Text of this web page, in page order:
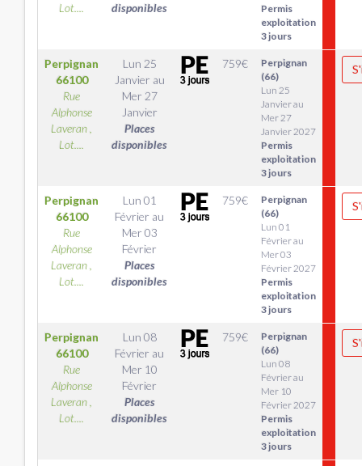
Lot....
disponibles
Permis
exploitation
3 jours
Perpignan
66100
Rue
Alphonse
Laveran ,
Lot....
Lun 25
Janvier au
Mer 27
Janvier
Places
disponibles
759€
Perpignan
(66)
Lun 25
Janvier au
Mer 27
Janvier 2027
Permis
exploitation
3 jours
Perpignan
66100
Rue
Alphonse
Laveran ,
Lot....
Lun 01
Février au
Mer 03
Février
Places
disponibles
759€
Perpignan
(66)
Lun 01
Février au
Mer 03
Février 2027
Permis
exploitation
3 jours
Perpignan
66100
Rue
Alphonse
Laveran ,
Lot....
Lun 08
Février au
Mer 10
Février
Places
disponibles
759€
Perpignan
(66)
Lun 08
Février au
Mer 10
Février 2027
Permis
exploitation
3 jours